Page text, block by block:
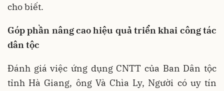
cho biết.
Góp phần nâng cao hiệu quả triển khai công tác
dân tộc
Đánh giá việc ứng dụng CNTT của Ban Dân tộc
tỉnh Hà Giang, ông Và Chìa Ly, Người có uy tín